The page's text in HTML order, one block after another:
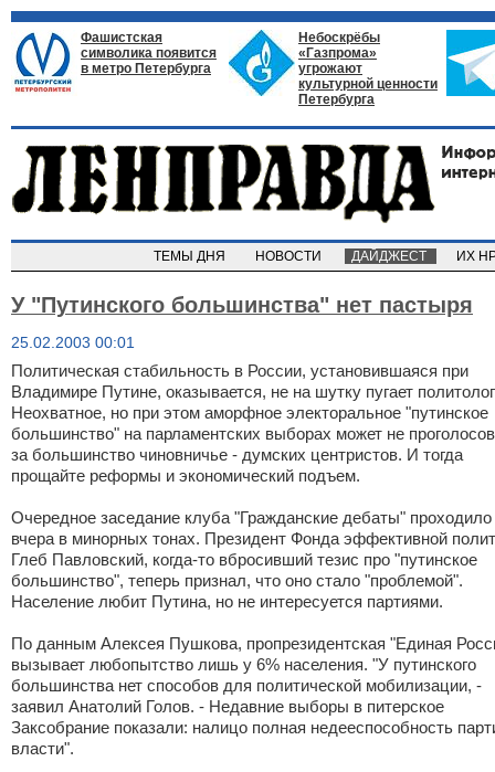
Фашистская
символика появится
в метро Петербурга
Небоскрёбы
«Газпрома»
угрожают
культурной ценности
Петербурга
ТЕМЫ ДНЯ НОВОСТИ ДАЙДЖЕСТ ИХ
У "Путинского большинства" нет пастыря
25.02.2003 00:01
Политическая стабильность в России, установившаяся при
Владимире Путине, оказывается, не на шутку пугает
Неохватное, но при этом аморфное электоральное "путинское
большинство" на парламентских выборах может не
за большинство чиновничье - думских центристов. И тогда
прощайте реформы и экономический подъем.
Очередное заседание клуба "Гражданские дебаты" проходило
вчера в минорных тонах. Президент Фонда эффективной
Глеб Павловский, когда-то вбросивший тезис про "путинское
большинство", теперь признал, что оно стало "проблемой".
Население любит Путина, но не интересуется партиями.
По данным Алексея Пушкова, пропрезидентская "Единая
вызывает любопытство лишь у 6% населения. "У путинского
большинства нет способов для политической мобилизации, -
заявил Анатолий Голов. - Недавние выборы в питерское
Заксобрание показали: налицо полная недееспособность
власти".